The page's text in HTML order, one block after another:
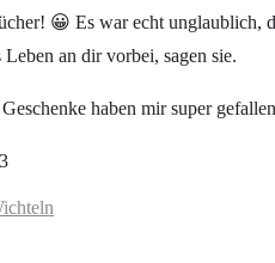
😀 Es war echt unglaublich,
an dir vorbei, sagen sie.
haben mir super